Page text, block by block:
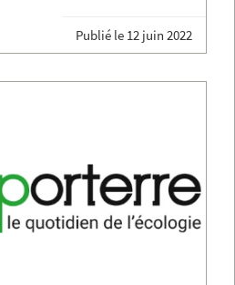
Publié le 12 juin 2022